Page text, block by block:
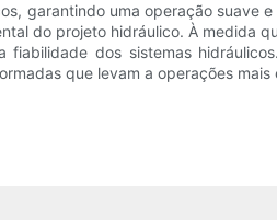
garantindo uma operação
do projeto hidráulico. À medida
fiabilidade dos sistemas
que levam a operações